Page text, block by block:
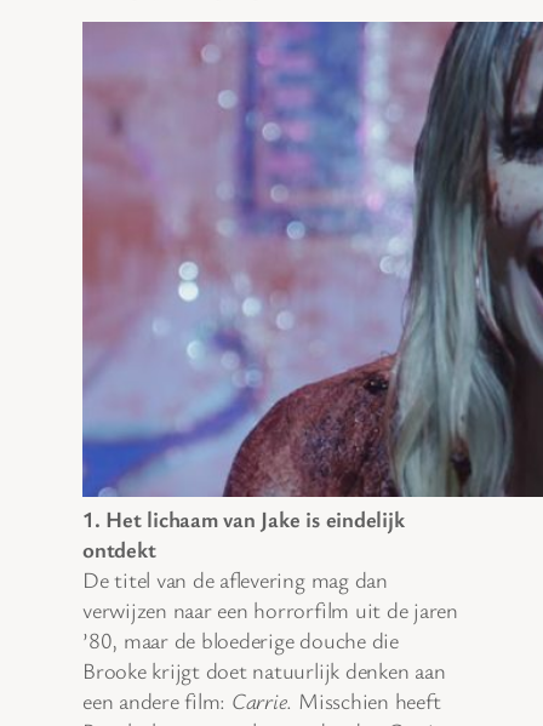
1. Het lichaam van Jake is eindelijk
ontdekt
De titel van de aflevering mag dan
verwijzen naar een horrorfilm uit de jaren
’80, maar de bloederige douche die
Brooke krijgt doet natuurlijk denken aan
een andere film: Carrie. Misschien heeft